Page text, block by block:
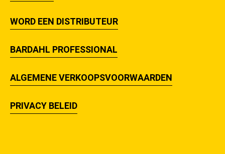
WORD EEN DISTRIBUTEUR
BARDAHL PROFESSIONAL
ALGEMENE VERKOOPSVOORWAARDEN
PRIVACY BELEID